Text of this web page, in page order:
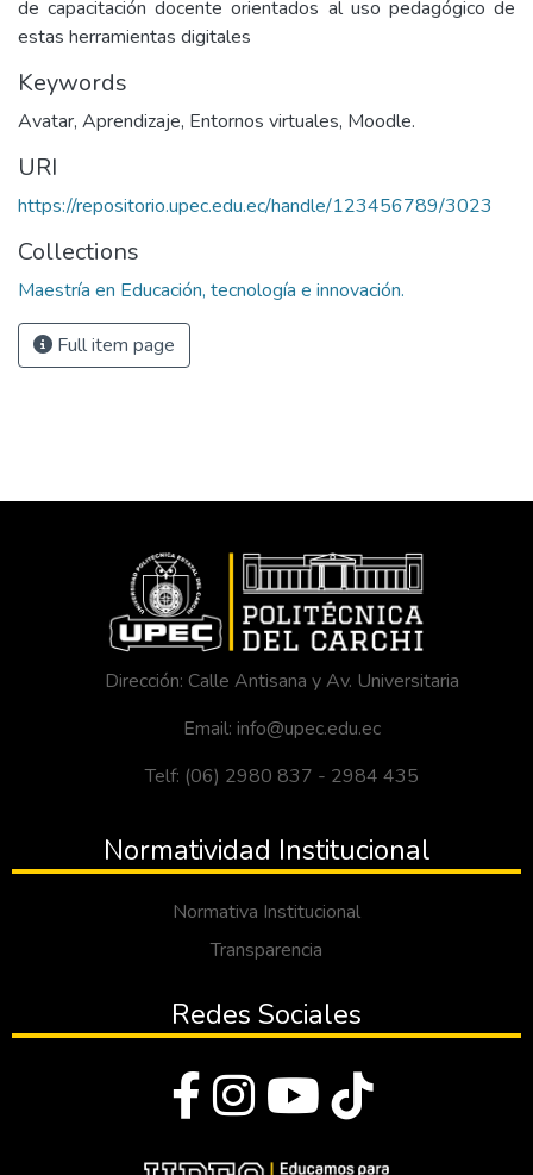
de capacitación docente orientados al uso pedagógico de
estas herramientas digitales
Keywords
Avatar, Aprendizaje, Entornos virtuales, Moodle.
URI
https://repositorio.upec.edu.ec/handle/123456789/3023
Collections
Maestría en Educación, tecnología e innovación.
Full item page
Dirección: Calle Antisana y Av. Universitaria
Email: info@upec.edu.ec
Telf: (06) 2980 837 - 2984 435
Normatividad Institucional
Normativa Institucional
Transparencia
Redes Sociales